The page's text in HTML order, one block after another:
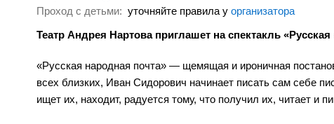
Проход с детьми: уточняйте правила у организатора
Театр Андрея Нартова приглашет на спектакль
«Русская народная почта» — щемящая и ироничная
всех близких, Иван Сидорович начинает писать сам себе
ищет их, находит, радуется тому, что получил их, читает и